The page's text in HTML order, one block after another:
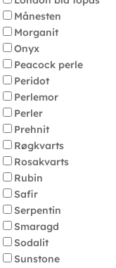
Månesten
Morganit
Onyx
Peacock perle
Peridot
Perlemor
Perler
Prehnit
Røgkvarts
Rosakvarts
Rubin
Safir
Serpentin
Smaragd
Sodalit
Sunstone